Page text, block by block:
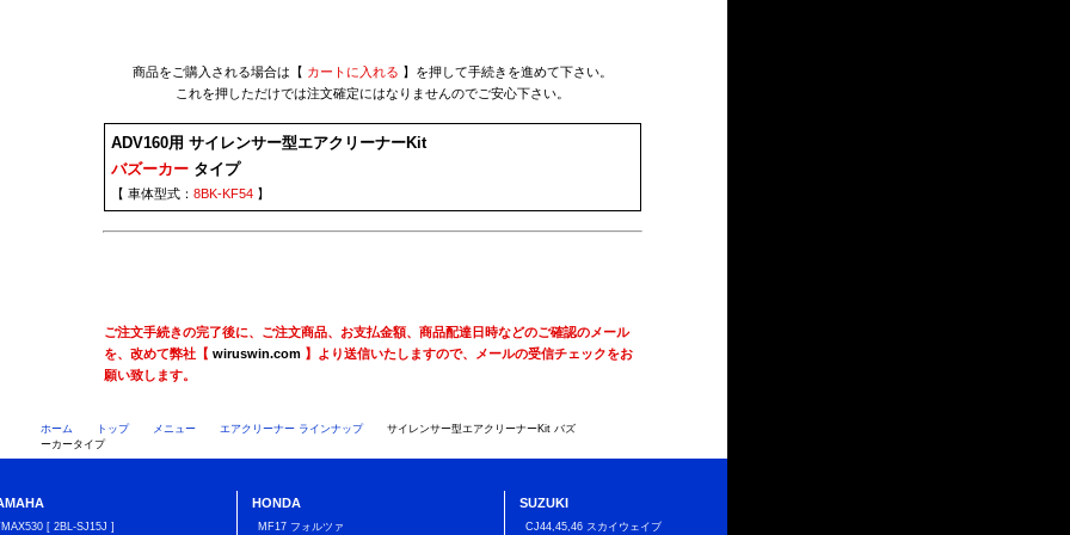
商品をご購入される場合は【 カートに入れる 】を押して手続きを進めて下さい。
これを押しただけでは注文確定にはなりませんのでご安心下さい。
ADV160用 サイレンサー型エアクリーナーKit
バズーカータイプ
【 車体型式： 8BK-KF54】
ご注文手続きの完了後に、ご注文商品、お支払金額、商品配達日時などのご確認のメール
を、改めて弊社【 wiruswin.com】より送信いたしますので、メールの受信チェックをお
願い致します。
ホーム トップ メニュー エアクリーナー ラインナップ
サイレンサー型エアクリーナーKit バズ
ーカータイプ
[ 2BL-SJ15J ]
HONDA
MF17 フォルツァ
SUZUKI
CJ44,45,46 スカイウェイブ